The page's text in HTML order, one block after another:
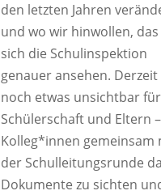
den letzten Jahren
und wo wir hinwollen,
sich die Schulinspektion
genauer ansehen. Derzeit
noch etwas unsichtbar für
Schülerschaft und Eltern
Kolleg*innen gemeinsam
der Schulleitungsrunde
Dokumente zu sichten